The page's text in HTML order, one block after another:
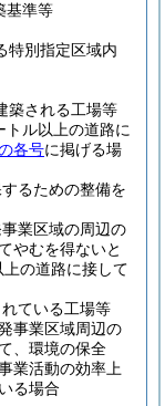
基準等
特別指定区域内
築される工場等
ル以上の道路に
各号に掲げる場
るための整備を
業区域の周辺の
やむを得ないと
の道路に接して
ている工場等
事業区域周辺の
、環境の保全
業活動の効率上
る場合